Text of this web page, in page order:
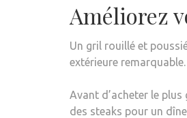
Améliorez
Un gril rouillé et
extérieure
Avant d’acheter le
des steaks pour un